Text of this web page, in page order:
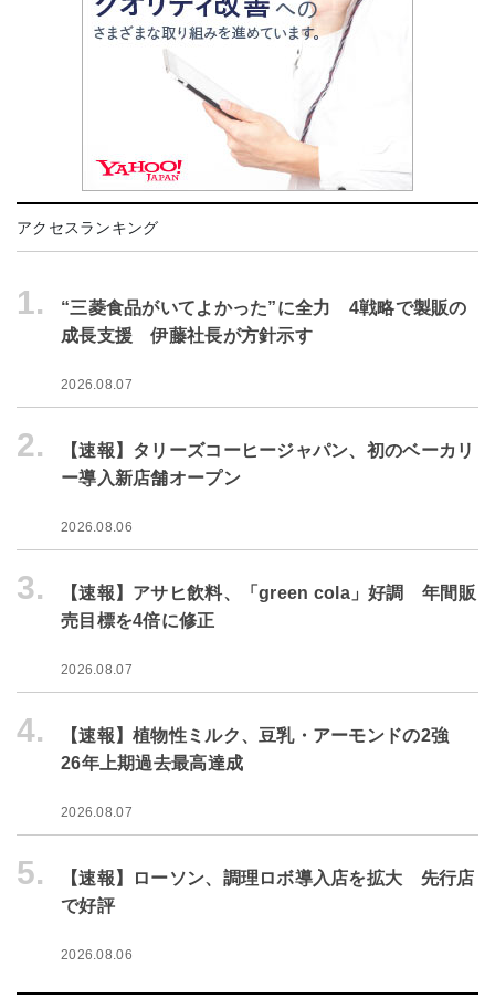
アクセスランキング
1.
“三菱食品がいてよかった”に全力 4戦略で製販の
成長支援 伊藤社長が方針示す
2026.08.07
2.
【速報】タリーズコーヒージャパン、初のベーカリ
ー導入新店舗オープン
2026.08.06
3.
【速報】アサヒ飲料、「green cola」好調 年間販
売目標を4倍に修正
2026.08.07
4.
【速報】植物性ミルク、豆乳・アーモンドの2強
26年上期過去最高達成
2026.08.07
5.
【速報】ローソン、調理ロボ導入店を拡大 先行店
で好評
2026.08.06